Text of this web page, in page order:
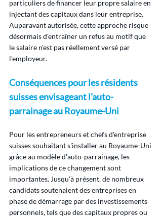
particuliers de financer leur propre salaire en
injectant des capitaux dans leur entreprise.
Auparavant autorisée, cette approche risque
désormais d'entraîner un refus au motif que
le salaire n'est pas réellement versé par
l'employeur.
Conséquences pour les résidents
suisses envisageant l'auto-
parrainage au Royaume-Uni
Pour les entrepreneurs et chefs d'entreprise
suisses souhaitant s'installer au Royaume-Uni
grâce au modèle d'auto-parrainage, les
implications de ce changement sont
importantes. Jusqu'à présent, de nombreux
candidats soutenaient des entreprises en
phase de démarrage par des investissements
personnels, tels que des capitaux propres ou